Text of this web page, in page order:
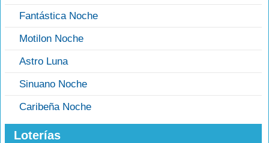
Fantástica Noche
Motilon Noche
Astro Luna
Sinuano Noche
Caribeña Noche
Loterías